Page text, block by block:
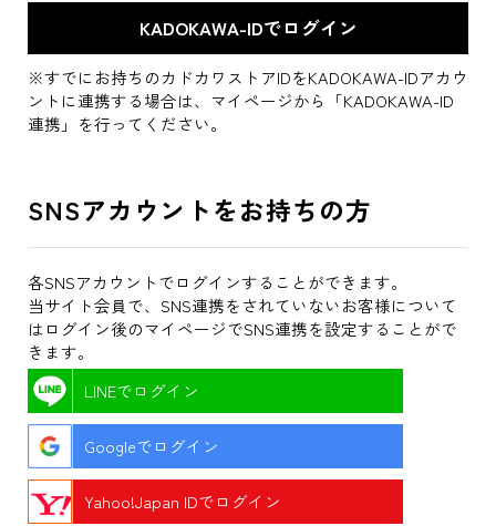
※すでにお持ちのカドカワストアIDをKADOKAWA-IDアカウ
ントに連携する場合は、マイページから「KADOKAWA-ID
連携」を行ってください。
SNSアカウントをお持ちの方
各SNSアカウントでログインすることができます。
当サイト会員で、SNS連携をされていないお客様について
はログイン後のマイページでSNS連携を設定することがで
きます。
LINEでログイン
Googleでログイン
Yahoo!Japan IDでログイン